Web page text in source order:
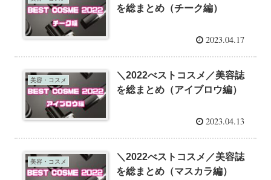
を総まとめ（チーク編）
2023.04.17
美容・コスメ
＼2022べストコスメ／美容誌
を総まとめ（アイブロウ編）
2023.04.13
美容・コスメ
＼2022べストコスメ／美容誌
を総まとめ（マスカラ編）